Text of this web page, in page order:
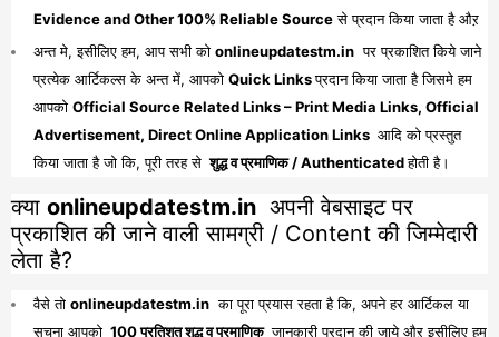
Evidence and Other 100% Reliable Sourceसे प्रदान किया जाता है औऱ
अन्त मे, इसीलिए हम, आप सभी को onlineupdatestm.in पर प्रकाशित किये जाने
प्रत्येक आर्टिकल्स के अन्त में, आपको Quick Linksप्रदान किया जाता है जिसमे हम
आपको Official Source Related Links – Print Media Links, Official
Advertisement, Direct Online Application Links आदि को प्रस्तुत
किया जाता है जो कि, पूरी तरह से शुद्ध व प्रमाणिक / Authenticatedहोती है।
क्या onlineupdatestm.in अपनी वेबसाइट पर
प्रकाशित की जाने वाली सामग्री / Content की जिम्मेदारी
लेता है?
वैसे तो onlineupdatestm.in का पूरा प्रयास रहता है कि, अपने हर आर्टिकल या
सूचना आपको 100 प्रतिशत शुद्ध व प्रमाणिक जानकारी प्रदान की जाये औऱ इसीलिए हम